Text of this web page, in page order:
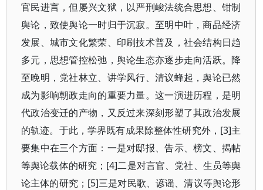
官民进言，但屡兴文狱，以严刑峻法统合思想、钳制
舆论，致使舆论一时归于沉寂。至明中叶，商品经济
发展、城市文化繁荣、印刷技术普及，社会结构日趋
多元，思想管控松弛，舆论生态亦逐步走向活跃。降
至晚明，党社林立、讲学风行、清议蜂起，舆论已然
成为影响朝政走向的重要力量。这一演进历程，是明
代政治变迁的产物，又反过来深刻形塑了其政治发展
的轨迹。于此，学界既有成果除整体性研究外，[3]主
要集中在三个方面：一是对邸报、告示、榜文、揭帖
等舆论载体的研究；[4]二是对言官、党社、生员等舆
论主体的研究；[5]三是对民歌、谚谣、清议等舆论形